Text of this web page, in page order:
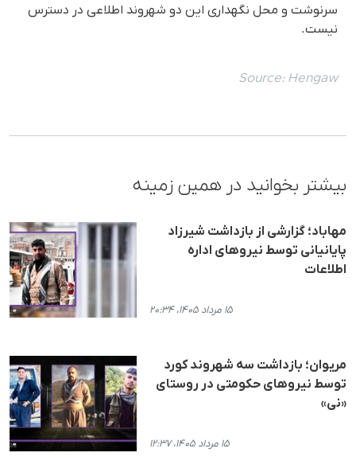
سرنوشت و محل نگهداری این دو شهروند اطلاعی در دسترس
نیست.
Source: Hengaw
بیشتر بخوانید در همین زمینه
مهاباد؛ گزارشی از بازداشت شیرزاد
پایانیانی توسط نیروهای اداره
اطلاعات
۱۵ مرداد ۱۴۰۵، ۲۰:۳۴
مریوان؛ بازداشت سه شهروند کورد
توسط نیروهای حکومتی در روستای
«نی»
۱۵ مرداد ۱۴۰۵، ۱۲:۳۷